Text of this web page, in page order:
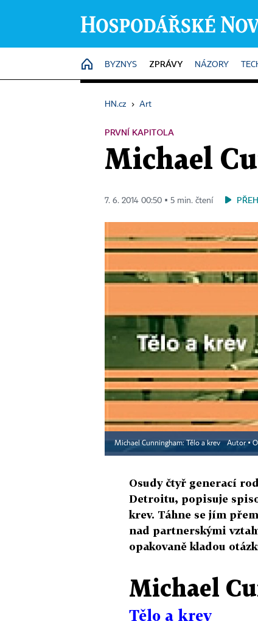
HOME
BYZNYS ZPRÁVY NÁZORY
HN.cz › Art
PRVNÍ KAPITOLA
Michael
7. 6. 2014 00:50 ▪ 5 min. čtení
Michael Cunningham: Tělo a krev Autor ▪
Osudy čtyř generací
Detroitu, popisuje
krev. Táhne se jím
nad partnerskými
opakovaně kladou
Michael
Tělo a krev